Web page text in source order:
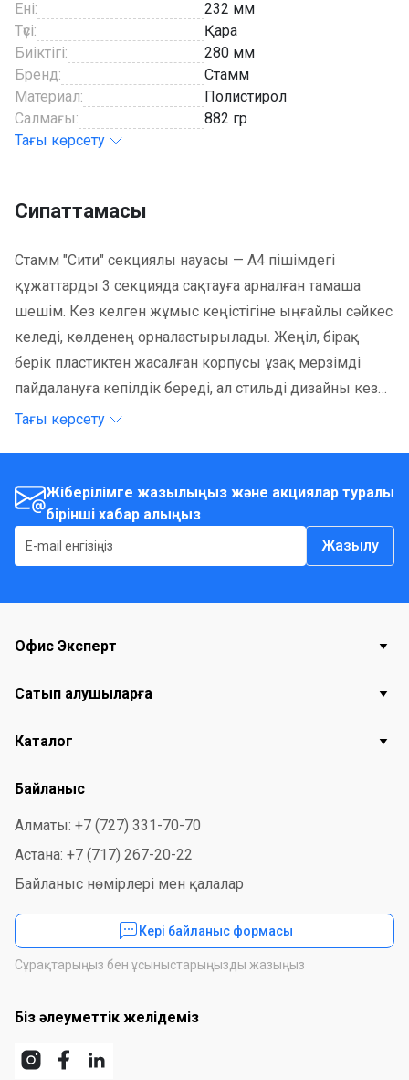
Ені:
232 мм
Түсі:
Қара
Биіктігі:
280 мм
Бренд:
Стамм
Материал:
Полистирол
Салмағы:
882 гр
Тағы көрсету
Сипаттамасы
Стамм "Сити" секциялы науасы — А4 пішімдегі
құжаттарды 3 секцияда сақтауға арналған тамаша
шешім. Кез келген жұмыс кеңістігіне ыңғайлы сәйкес
келеді, көлденең орналастырылады. Жеңіл, бірақ
берік пластиктен жасалған корпусы ұзақ мерзімді
пайдалануға кепілдік береді, ал стильді дизайны кез
келген интерьерге мінсіз сәйкес келеді. Науа
көмектеседі.
Тағы көрсету
Жіберілімге жазылыңыз және акциялар туралы
бірінші хабар алыңыз
Жазылу
Офис Эксперт
Сатып алушыларға
Каталог
Байланыс
Алматы: +7 (727) 331-70-70
Астана: +7 (717) 267-20-22
Байланыс нөмірлері мен қалалар
Кері байланыс формасы
Сұрақтарыңыз бен ұсыныстарыңызды жазыңыз
Біз әлеуметтік желідеміз